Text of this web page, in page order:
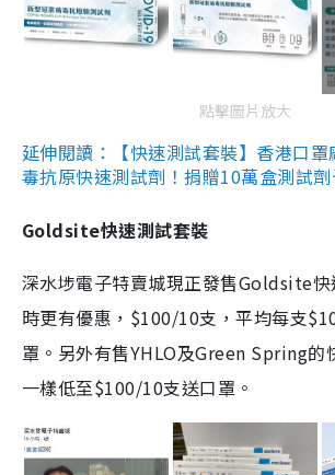
點擊圖片放大
延伸閱讀：【快速測試套裝】香港口
毒抗原快速測試劑！捐贈10萬盒測試
Goldsite快速測試套裝
深水埗電子特賣城現正發售Goldsite快
時更有優惠，$100/10支，平均每支
罩。另外有售YHLO及Green Spring的
一樣低至$100/10支送口罩。